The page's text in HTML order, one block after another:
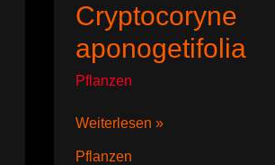
Cryptocoryne
aponogetifolia
Pflanzen
Cryptocoryne
Weiterlesen »
Pflanzen